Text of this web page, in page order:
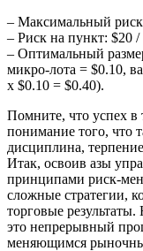
– Максимальный
– Риск на пункт: $20
– Оптимальный
микро-лота = $0.10,
x $0.10 = $0.40).
Помните, что успех в
понимание того, что
дисциплина,
Итак, освоив азы
принципами риск-
сложные стратегии,
торговые
это непрерывный
меняющимся